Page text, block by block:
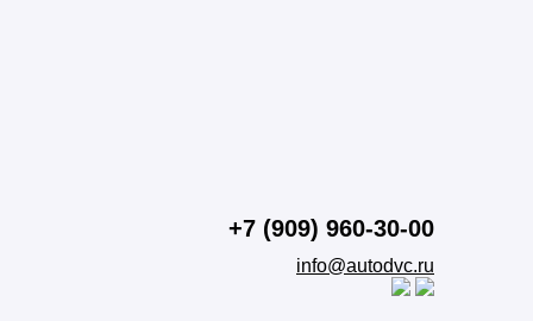
+7 (909) 960-30-00
info@autodvc.ru